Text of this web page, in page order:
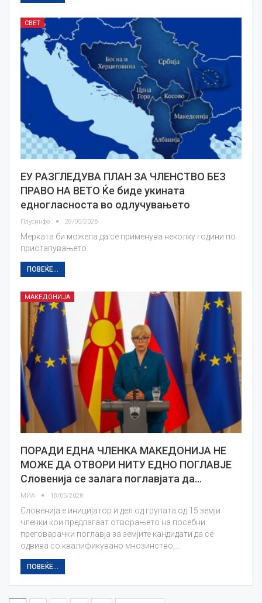
СВЕТ
ЕУ РАЗГЛЕДУВА ПЛАН ЗА ЧЛЕНСТВО БЕЗ
ПРАВО НА ВЕТО Ќе биде укината
едногласноста во одлучувањето
Плусинфо 28/05/2026
Мерката би можела да се применува неколку години по
пристапувањето.
ПОВЕЌЕ...
МАКЕДОНИЈА
ПОРАДИ ЕДНА ЧЛЕНКА МАКЕДОНИЈА НЕ
МОЖЕ ДА ОТВОРИ НИТУ ЕДНО ПОГЛАВЈЕ
Словенија се залага поглавјата да…
МИА 18/05/2026
Словенија е иницијатор и дел од групата од 15 земји
членки кои предлагаат отворањето на посебни
преговарачки поглавја за земјите кандидати да се
одвива со квалификувано мнозинство,…
ПОВЕЌЕ...